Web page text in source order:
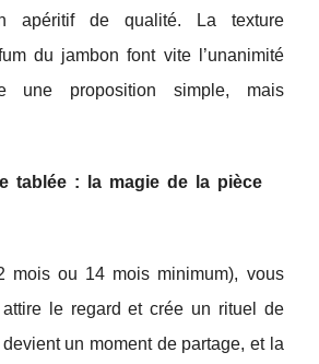
apéritif de qualité. La texture
du jambon font vite l’unanimité
une proposition simple, mais
tablée : la magie de la pièce
mois ou 14 mois minimum), vous
le regard et crée un rituel de
un moment de partage, et la